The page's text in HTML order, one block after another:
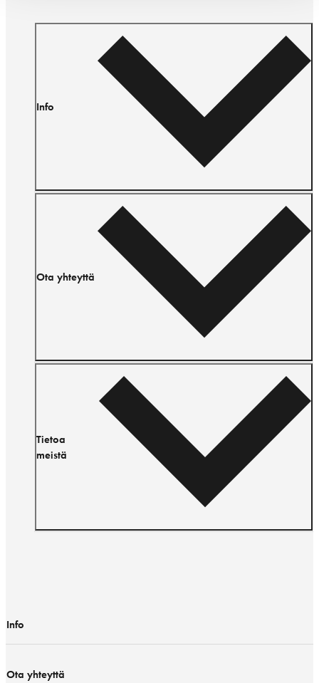
Info
Ota yhteyttä
Tietoa
meistä
Info
Ota yhteyttä